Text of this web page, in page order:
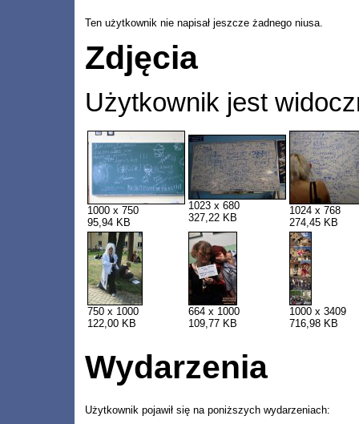
Ten użytkownik nie napisał jeszcze żadnego niusa.
Zdjęcia
Użytkownik jest
1000 x 750
95,94 KB
1023 x 680
327,22 KB
1024 x 768
274,45 KB
750 x 1000
122,00 KB
664 x 1000
109,77 KB
1000 x 3409
716,98 KB
Wydarzenia
Użytkownik pojawił się na poniższych wydarzeniach: